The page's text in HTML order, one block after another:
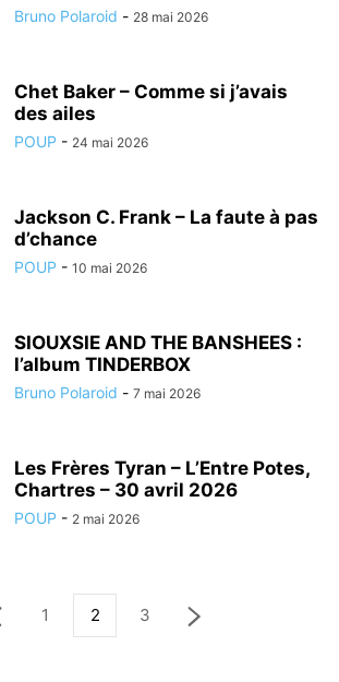
Bruno Polaroid - 28 mai 2026
Chet Baker – Comme si j’avais
des ailes
POUP - 24 mai 2026
Jackson C. Frank – La faute à pas
d’chance
POUP - 10 mai 2026
SIOUXSIE AND THE BANSHEES :
l’album TINDERBOX
Bruno Polaroid - 7 mai 2026
Les Frères Tyran – L’Entre Potes,
Chartres – 30 avril 2026
POUP - 2 mai 2026
1 2 3